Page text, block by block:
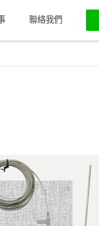
聯絡我們